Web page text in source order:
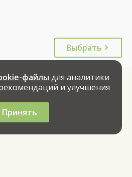
Выбрать
файлы для аналитики
и улучшения
Принять